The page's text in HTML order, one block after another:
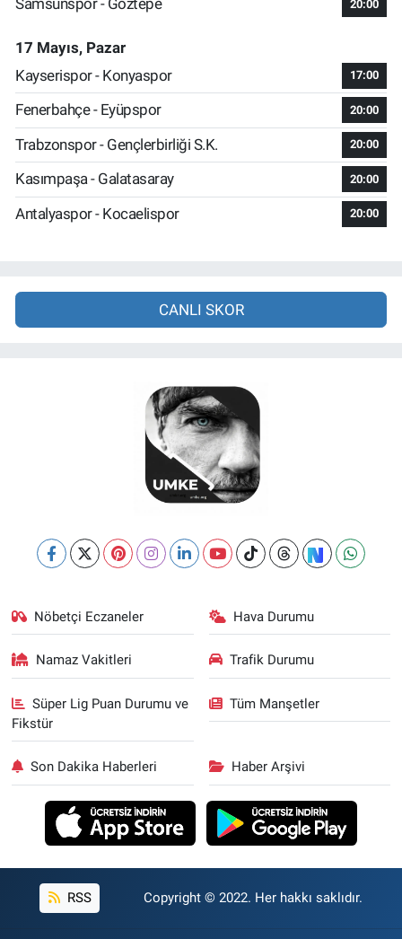
Samsunspor - Göztepe 20:00
17 Mayıs, Pazar
Kayserispor - Konyaspor
17:00
Fenerbahçe - Eyüpspor 20:00
Trabzonspor - Gençlerbirliği S.K. 20:00
Kasımpaşa - Galatasaray 20:00
Antalyaspor - Kocaelispor 20:00
CANLI SKOR
Nöbetçi Eczaneler Hava Durumu
Namaz Vakitleri Trafik Durumu
Süper Lig Puan Durumu ve
Fikstür
Tüm Manşetler
Son Dakika Haberleri Haber Arşivi
RSS Copyright © 2022. Her hakkı saklıdır.